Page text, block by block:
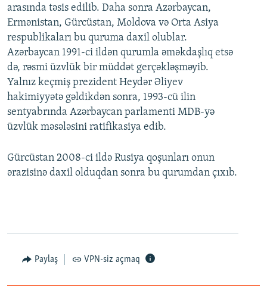
arasında təsis edilib. Daha sonra Azərbaycan,
Ermənistan, Gürcüstan, Moldova və Orta Asiya
respublikaları bu quruma daxil olublar.
Azərbaycan 1991-ci ildən qurumla əməkdaşlıq etsə
də, rəsmi üzvlük bir müddət gerçəkləşməyib.
Yalnız keçmiş prezident Heydər Əliyev
hakimiyyətə gəldikdən sonra, 1993-cü ilin
sentyabrında Azərbaycan parlamenti MDB-yə
üzvlük məsələsini ratifikasiya edib.
Gürcüstan 2008-ci ildə Rusiya qoşunları onun
ərazisinə daxil olduqdan sonra bu qurumdan çıxıb.
Paylaş VPN-siz açmaq